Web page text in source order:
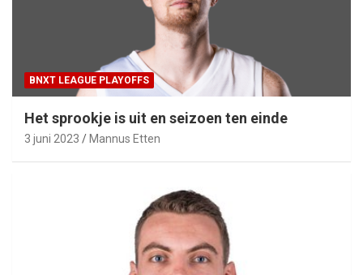
BNXT LEAGUE PLAYOFFS
Het sprookje is uit en seizoen ten einde
3 juni 2023 Mannus Etten